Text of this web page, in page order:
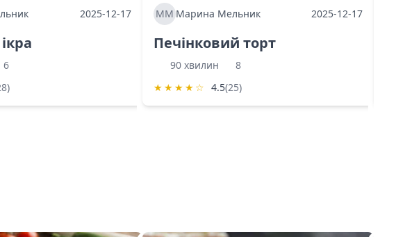
2025-12-17
6
МММарина Мельник 2025-12-17
Печінковий торт
90 хвилин
8
★ ★ ★ ★ ☆ 4.5(25)